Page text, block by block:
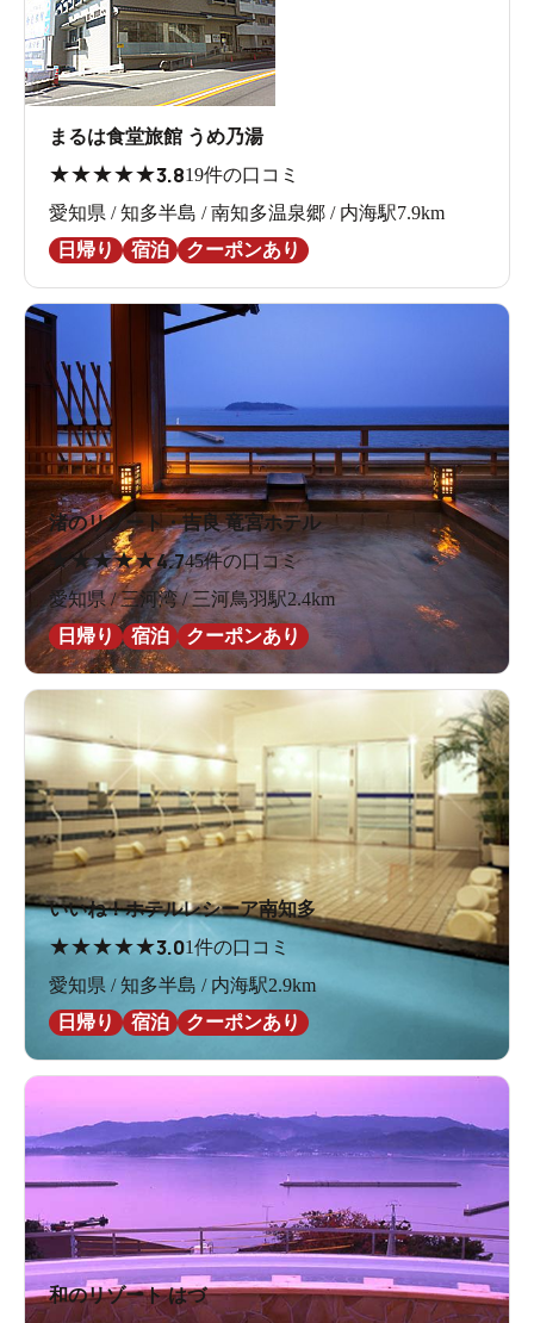
まるは食堂旅館 うめ乃湯
★★★★★3.819件の口コミ
愛知県 / 知多半島 / 南知多温泉郷 / 内海駅7.9km
日帰り
宿泊 クーポンあり
渚のリゾート・吉良 竜宮ホテル
★★★★★4.745件の口コミ
愛知県 / 三河湾 / 三河鳥羽駅2.4km
日帰り
宿泊 クーポンあり
いいね！ホテルレシーア南知多
★★★★★3.01件の口コミ
愛知県 / 知多半島 / 内海駅2.9km
日帰り
宿泊 クーポンあり
和のリゾート はづ